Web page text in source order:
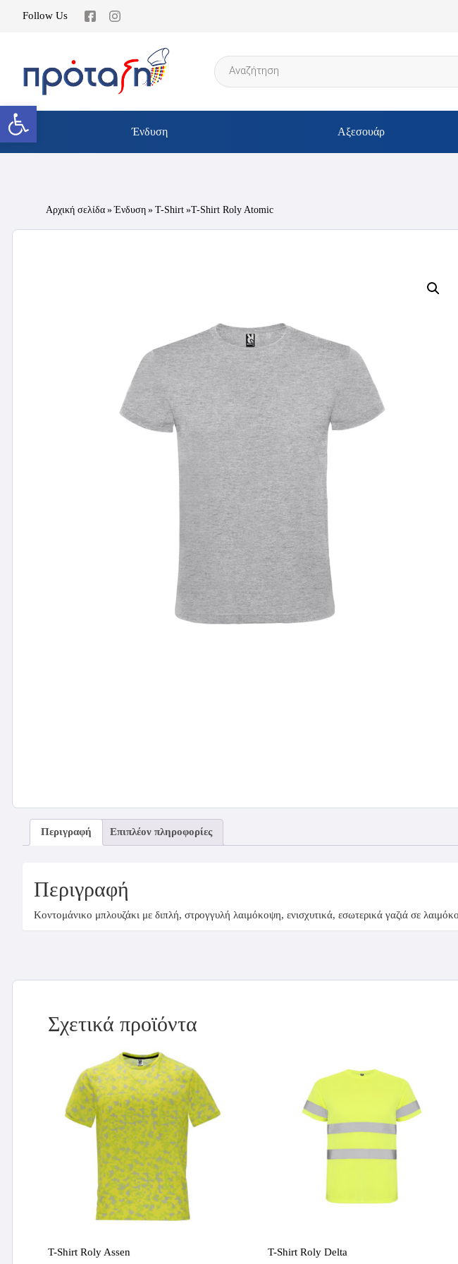
Ανοίξτε τη γραμμή εργαλείων
Follow Us
Products
search
Ένδυση Αξεσουάρ
Αρχική σελίδα » Ένδυση » T-Shirt »T-Shirt Roly Atomic
Περιγραφή Επιπλέον πληροφορίες
Περιγραφή
Κοντομάνικο μπλουζάκι με διπλή, στρογγυλή λαιμόκοψη, ενισχυτικά, εσωτερικά γαζιά σε
Σχετικά προϊόντα
T-Shirt Roly Assen T-Shirt Roly Delta